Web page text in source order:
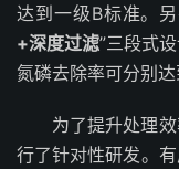
达到一级B标准。
+深度过滤”三段式
氮磷去除率可分别达
为了提升处理
行了针对性研发。